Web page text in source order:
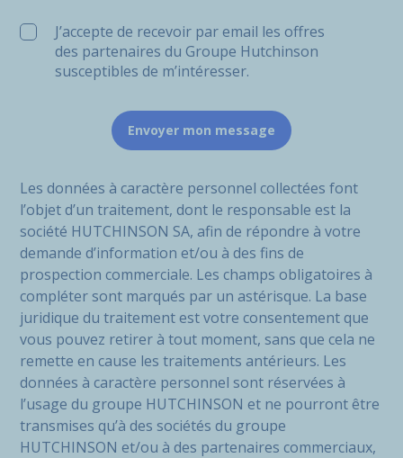
J’accepte de recevoir par email les offres
des partenaires du Groupe Hutchinson
susceptibles de m’intéresser.
Les données à caractère personnel collectées font
l’objet d’un traitement, dont le responsable est la
société HUTCHINSON SA, afin de répondre à votre
demande d’information et/ou à des fins de
prospection commerciale. Les champs obligatoires à
compléter sont marqués par un astérisque. La base
juridique du traitement est votre consentement que
vous pouvez retirer à tout moment, sans que cela ne
remette en cause les traitements antérieurs. Les
données à caractère personnel sont réservées à
l’usage du groupe HUTCHINSON et ne pourront être
transmises qu’à des sociétés du groupe
HUTCHINSON et/ou à des partenaires commerciaux,